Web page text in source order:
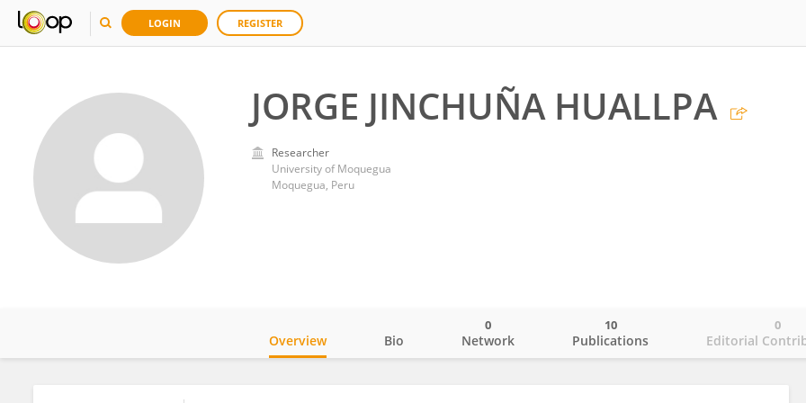
LOGIN REGISTER
JORGE JINCHUÑA HUALLPA
Researcher
University of Moquegua
Moquegua, Peru
Overview Bio Network
0
Publications
10
Editorial
0